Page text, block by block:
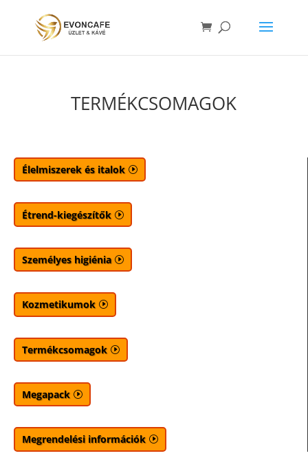
TERMÉKCSOMAGOK
Élelmiszerek és italok
Étrend-kiegészítők
Személyes higiénia
Kozmetikumok
Termékcsomagok
Megapack
Megrendelési információk